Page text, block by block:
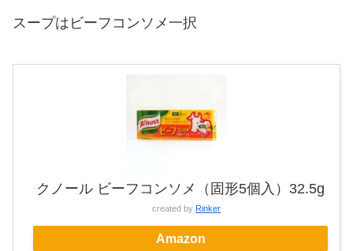
スープはビーフコンソメ一択
クノール ビーフコンソメ（固形5個入）32.5g
created by Rinker
Amazon